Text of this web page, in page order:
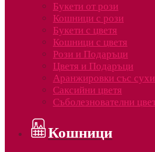
Букети от рози
Кошници с рози
Букети с цветя
Кошници с цветя
Рози и Подаръци
Цветя и Подаръци
Аранжировки със сухи
Саксийни цветя
Съболезнователни
Кошници